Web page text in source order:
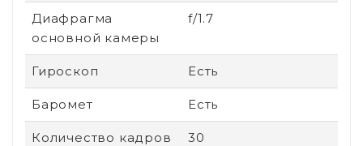
Диафрагма
основной камеры
f/1.7
Гироскоп Есть
Баромет Есть
Количество кадров
30